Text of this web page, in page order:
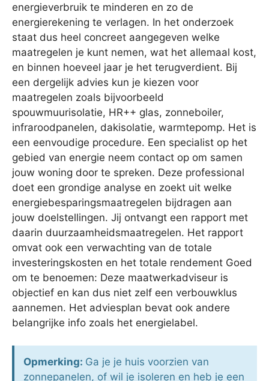
energieverbruik te minderen en zo de
energierekening te verlagen. In het onderzoek
staat dus heel concreet aangegeven welke
maatregelen je kunt nemen, wat het allemaal kost,
en binnen hoeveel jaar je het terugverdient. Bij
een dergelijk advies kun je kiezen voor
maatregelen zoals bijvoorbeeld
spouwmuurisolatie, HR++ glas, zonneboiler,
infraroodpanelen, dakisolatie, warmtepomp. Het is
een eenvoudige procedure. Een specialist op het
gebied van energie neem contact op om samen
jouw woning door te spreken. Deze professional
doet een grondige analyse en zoekt uit welke
energiebesparingsmaatregelen bijdragen aan
jouw doelstellingen. Jij ontvangt een rapport met
daarin duurzaamheidsmaatregelen. Het rapport
omvat ook een verwachting van de totale
investeringskosten en het totale rendement Goed
om te benoemen: Deze maatwerkadviseur is
objectief en kan dus niet zelf een verbouwklus
aannemen. Het adviesplan bevat ook andere
belangrijke info zoals het energielabel.
Opmerking: Ga je je huis voorzien van
zonnepanelen, of wil je isoleren en heb je een